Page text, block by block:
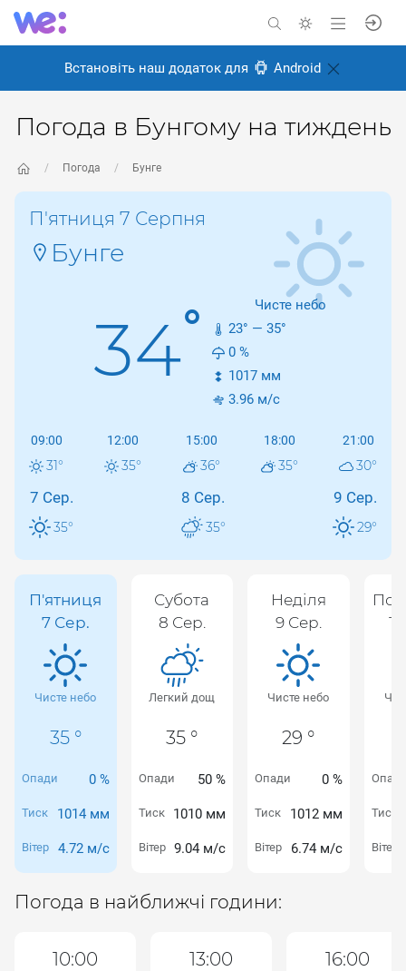
Встановіть наш додаток для Android
Погода в Бунгому на тиждень
Погода Бунге
П'ятниця 7 Серпня
Бунге
34°
Чисте небо
23° — 35°
0 %
1017 мм
3.96 м/с
09:00
31°
12:00
35°
15:00
36°
18:00
35°
21:00
30°
7 Сер.
35°
8 Сер.
35°
9 Сер.
29°
П'ятниця
7 Сер.
Чисте небо
35 °
Опади 0 %
Тиск 1014 мм
Вітер 4.72 м/с
Субота
8 Сер.
Легкий дощ
35 °
Опади 50 %
Тиск 1010 мм
Вітер 9.04 м/с
Неділя
9 Сер.
Чисте небо
29 °
Опади 0 %
Тиск 1012 мм
Вітер 6.74 м/с
Тиск
Вітер
Погода в найближчі години:
10:00 13:00 16:00